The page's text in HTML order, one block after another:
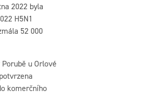
2022 byla
H5N1
52 000
u Orlové
komerčního